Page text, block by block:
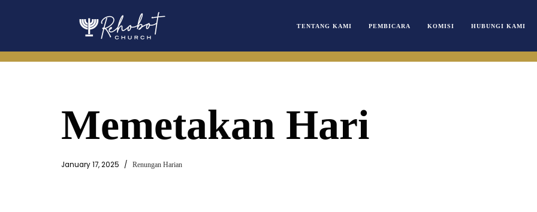
TENTANG KAMI PEMBICARA KOMISI HUBUNGI KAMI
Memetakan Hari
January 17, 2025 Renungan Harian